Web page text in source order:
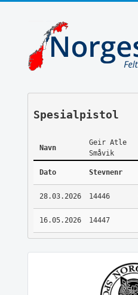
Spesialpistol
Navn
Geir Atle
Småvik
Dato Stevnenr
28.03.2026 14446
16.05.2026 14447